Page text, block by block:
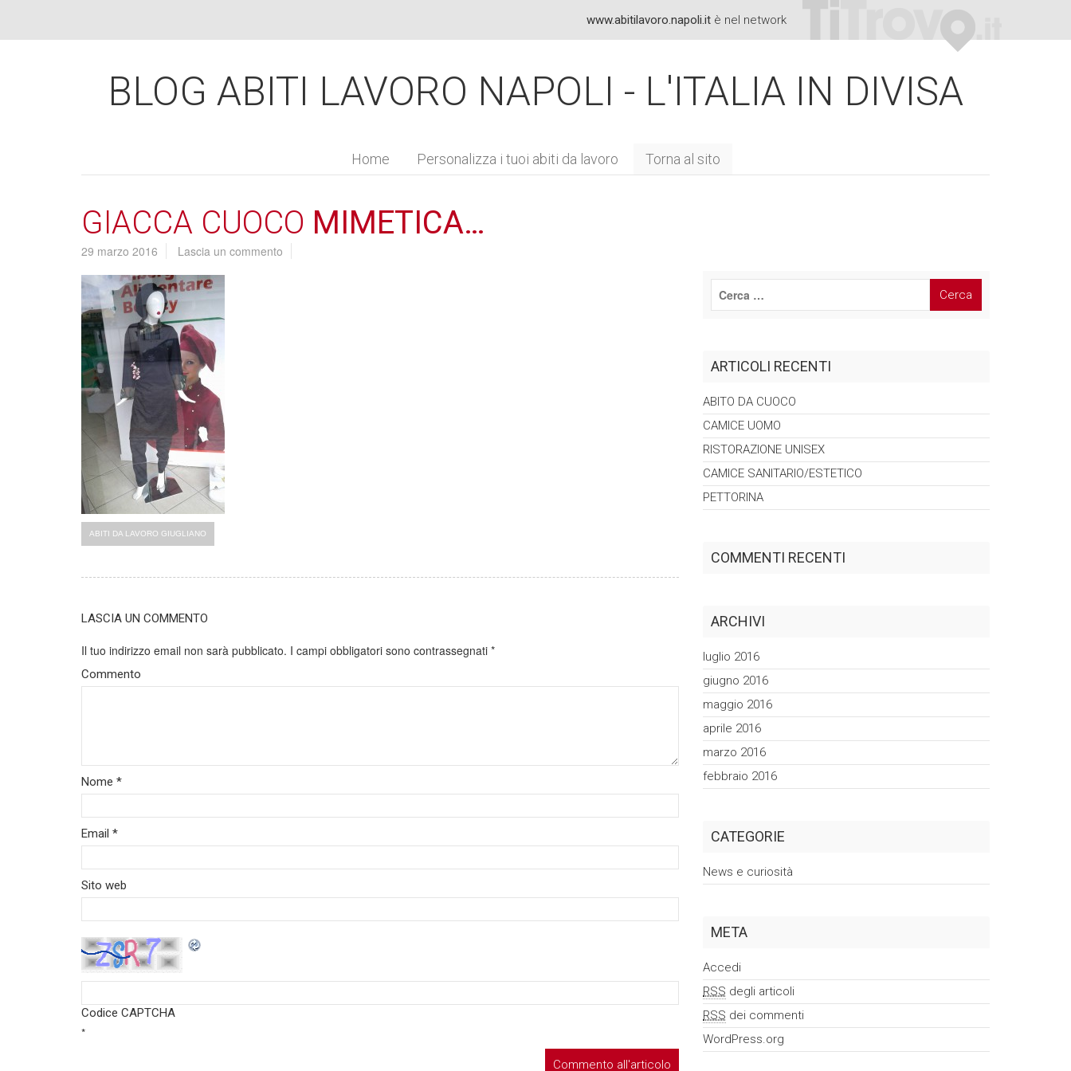
www.abitilavoro.napoli.it è nel network
BLOG ABITI LAVORO NAPOLI - L'ITALIA IN DIVISA
Home Personalizza i tuoi abiti da lavoro Torna al sito
GIACCA CUOCO MIMETICA…
29 marzo 2016 Lascia un commento
ABITI DA LAVORO GIUGLIANO
LASCIA UN COMMENTO
Il tuo indirizzo email non sarà pubblicato. I campi obbligatori sono contrassegnati *
Commento
Nome *
Email *
Sito web
Codice CAPTCHA
*
ARTICOLI RECENTI
ABITO DA CUOCO
CAMICE UOMO
RISTORAZIONE UNISEX
CAMICE SANITARIO/ESTETICO
PETTORINA
COMMENTI RECENTI
ARCHIVI
luglio 2016
giugno 2016
maggio 2016
aprile 2016
marzo 2016
febbraio 2016
CATEGORIE
News e curiosità
META
Accedi
RSS degli articoli
RSS dei commenti
WordPress.org